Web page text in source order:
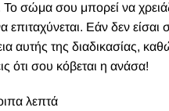
Το σώμα σου μπορεί να
επιταχύνεται. Εάν δεν
αυτής της διαδικασίας,
ότι σου κόβεται η ανάσα!
λεπτά